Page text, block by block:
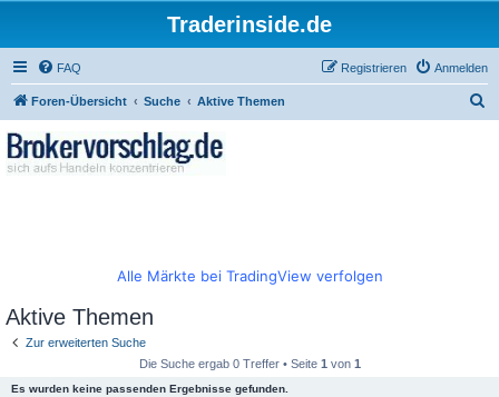
Traderinside.de
FAQ Anmelden
Registrieren
Foren-Übersicht Suche Aktive Themen
Alle Märkte bei TradingView verfolgen
Aktive Themen
Zur erweiterten Suche
Die Suche ergab 0 Treffer • Seite 1 von 1
Es wurden keine passenden Ergebnisse gefunden.